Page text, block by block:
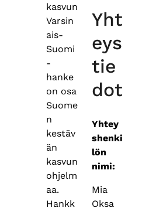
kasvun
Varsin
ais-
Suomi
-
hanke
on osa
Suome
n
kestäv
än
kasvun
ohjelm
aa.
Hankk
Yht
eys
tie
dot
Yhtey
shenki
lön
nimi:
Mia
Oksa